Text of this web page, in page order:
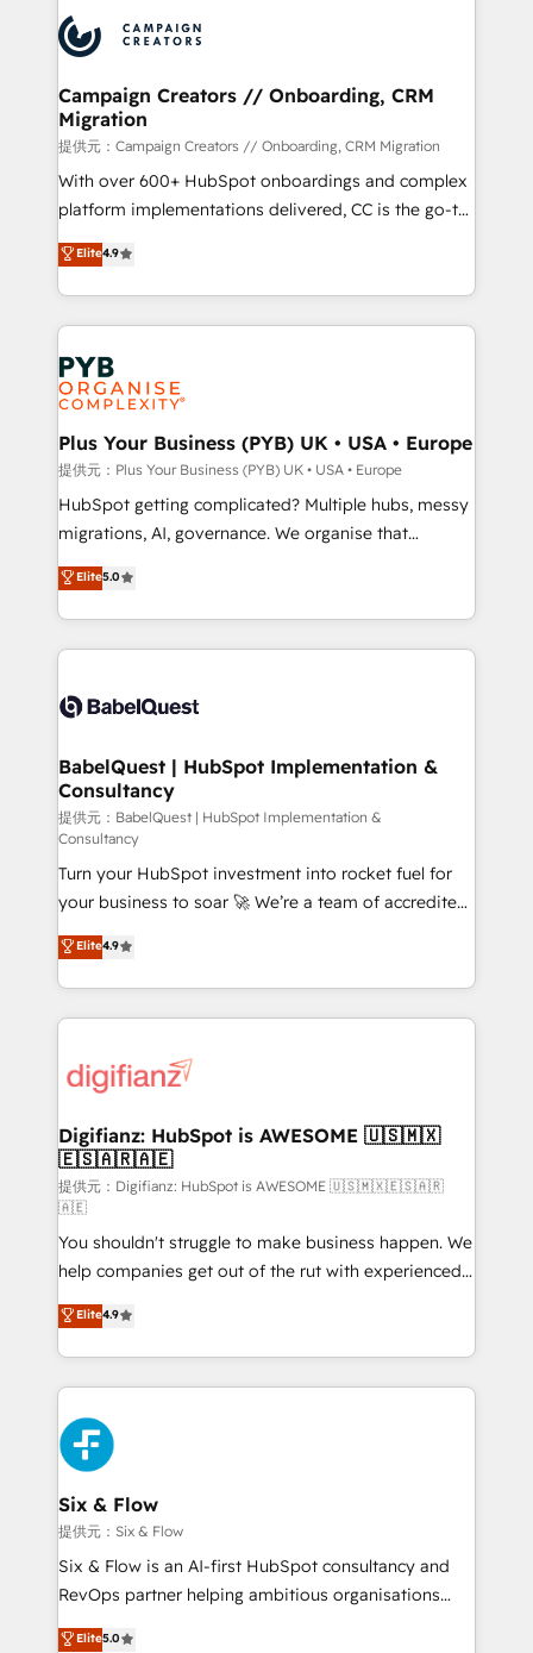
extensive experience working with tech companies
and manufacturers since 2002, we are committed to
empowering our clients and developing their
autonomy. Get to grips with HubSpot through
guided implementation and seamless integration of
the CRM platform into your digital ecosystem. Would
you like support in deploying your inbound
to your needs and sales objectives. With 125+
certifications, we are part of the most certified
services are offered in both English & French.
Campaign Creators // Onboarding, CRM
Migration
提供元：Campaign Creators // Onboarding, CRM Migration
With over 600+ HubSpot onboardings and complex
platform implementations delivered, CC is the go-to
Elite Solutions Partner for businesses ready to
migrate, replatform, and scale smarter. We specialize
in high-impact CRM and CMS migrations and
onboarding from platforms like Salesforce, NetSuite,
Zoho, Pardot, Marketo, Microsoft Dynamics, Wix,
WordPress and legacy CRMs, turning fragmented
systems into unified, growth-ready HubSpot
architectures that accelerate revenue operations and
performance. - Multi-object CRM migration, cleanup,
and implementation. - Pre-built and custom
integrations across your full tech stack. - Custom
- Dashboards, lifecycle campaigns, and lead
nurturing sequences. - Cross-hub setup across
scalable retainers. Let’s make HubSpot your most
powerful growth engine. Built to convert, scale, and
Elite4.9
Plus Your Business (PYB) UK • USA • Europe
提供元：Plus Your Business (PYB) UK • USA • Europe
HubSpot getting complicated? Multiple hubs, messy
migrations, AI, governance. We organise that
complexity, so your team can put HubSpot to work...
Welcome to our Profile! We help with: • CRM
implementation, reports, workflows, and team
training • CRM migration from Salesforce, Pipedrive,
custom API integrations with ERP (and other
operations A little about us: • Boutique 'Elite' team of
12 • 150+ clients across Sales Hub, Marketing Hub,
Service Hub, Data Hub and CMS • ISO/IEC
27001:2022, ISO 9001:2015, and ISO 42001:2023
certified - the AI management standard • GuardHub:
our AI governance framework, built on ISO 42001
Ready for the next step? Click the 👈 '𝗖𝗼𝗻𝘁𝗮𝗰𝘁
𝗯𝘂𝘀𝗶𝗻𝗲𝘀𝘀' button to get in touch (𝘸𝘦'𝘳𝘦 𝘴𝘶𝘱𝘦𝘳
𝘳𝘦𝘴𝘱𝘰𝘯𝘴𝘪𝘷𝘦)
Elite5.0
BabelQuest | HubSpot Implementation &
Consultancy
提供元：BabelQuest | HubSpot Implementation &
Consultancy
Turn your HubSpot investment into rocket fuel for
your business to soar 🚀 We’re a team of accredited
HubSpot experts ready to help you. We can
implement the platform into complex business
environments, optimise what you've got and make
sure you can actually use it, build your website in
for you and execute it on HubSpot. We are on the
framework, meaning we've been accredited by
HubSpot and vetted by the CCS, which means we
can support public sector companies as well the
other ones listed in our profile. Our services: -
HubSpot implementation - HubSpot CMS website
build We can do lots of things. But everything we do
is there for you to: - Grow revenue, and run your
business more efficiently - Build stronger
relationships with customers - Make better
decisions with data - Find a new voice and reach
more people - Get the most out of your HubSpot
investment
Elite4.9
Digifianz: HubSpot is AWESOME 🇺🇸🇲🇽
🇪🇸🇦🇷🇦🇪
提供元：Digifianz: HubSpot is AWESOME 🇺🇸🇲🇽🇪🇸🇦🇷
🇦🇪
You shouldn't struggle to make business happen. We
help companies get out of the rut with experienced,
process-oriented teams implementing HubSpot
Marketing, Sales, Service, CMS and Operations Hub,
so selling and actually engaging with your customers
feels easy and pain-free. We are a top ranked
HubSpot Elite Partner, winner of Rookie of the Year
and Customer First Awards, 4.9/5 rating in HubSpot
Reviews and 4.9/5 rating in Clutch Reviews. Digifianz
helps the following industries: logistics & 3PL, home
improvement & construction, branding and
commercialization, real estate, health, education,
SaaS, Software Dev & IT and consulting, make the
the United States, EU, UAE, Mexico and Latin
Elite4.9
Six & Flow
提供元：Six & Flow
Six & Flow is an AI-first HubSpot consultancy and
RevOps partner helping ambitious organisations
grow with clarity, confidence, and intelligence.
Elite5.0